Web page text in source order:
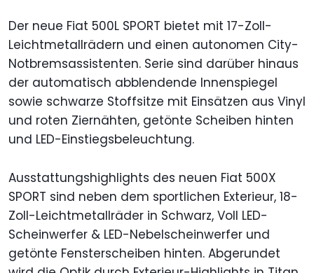
Der neue Fiat 500L SPORT bietet mit 17-Zoll-
Leichtmetallrädern und einen autonomen City-
Notbremsassistenten. Serie sind darüber hinaus
der automatisch abblendende Innenspiegel
sowie schwarze Stoffsitze mit Einsätzen aus Vinyl
und roten Ziernähten, getönte Scheiben hinten
und LED-Einstiegsbeleuchtung.
Ausstattungshighlights des neuen Fiat 500X
SPORT sind neben dem sportlichen Exterieur, 18-
Zoll-Leichtmetallräder in Schwarz, Voll LED-
Scheinwerfer & LED-Nebelscheinwerfer und
getönte Fensterscheiben hinten. Abgerundet